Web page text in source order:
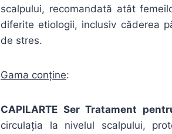
scalpului, recomandată atât
diferite etiologii, inclusiv căderea
de stres.
Gama conține:
CAPILARTE Ser Tratament
circulația la nivelul scalpului,